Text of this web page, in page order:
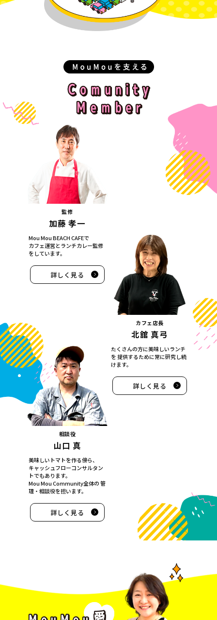
監修
加藤 孝一
Mou Mou BEACH CAFEで
カフェ運営とランチカレー監修
をしています。
詳しく見る
カフェ店長
北舘 真弓
たくさんの方に美味しいランチ
を提供するために常に研究し続
けます。
詳しく見る
相談役
山口 真
美味しいトマトを作る傍ら、
キャッシュフローコンサルタン
トでもあります。
Mou Mou Community全体の管
理・相談役を担います。
詳しく見る